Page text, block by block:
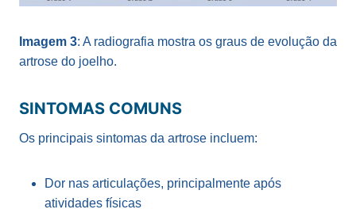
Imagem 3: A radiografia mostra os graus de evolução da
artrose do joelho.
SINTOMAS COMUNS
Os principais sintomas da artrose incluem:
Dor nas articulações, principalmente após
atividades físicas